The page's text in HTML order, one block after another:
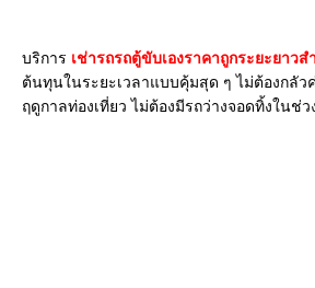
บริการ เช่ารถรถตู้ขับเองราคาถูกระยะยาวส
ต้นทุนในระยะเวลาแบบคุ้มสุด ๆ ไม่ต้องกลัว
ฤดูกาลท่องเที่ยว ไม่ต้องมีรถว่างจอดทิ้งใน